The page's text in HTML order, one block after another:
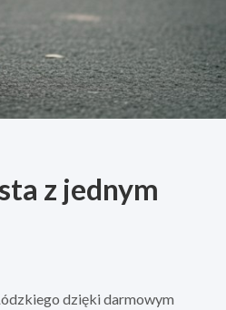
z jednym
dzięki darmowym